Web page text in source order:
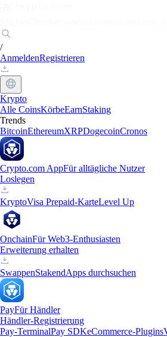
/
AnmeldenRegistrieren
Krypto
Alle CoinsKörbeEarnStaking
Trends
BitcoinEthereumXRPDogecoinCronos
Crypto.com AppFür alltägliche Nutzer
Loslegen
KryptoVisa Prepaid-KarteLevel Up
OnchainFür Web3-Enthusiasten
Erweiterung erhalten
SwappenStakendApps durchsuchen
PayFür Händler
Händler-Registrierung
Pay-TerminalPay SDKeCommerce-Plugins